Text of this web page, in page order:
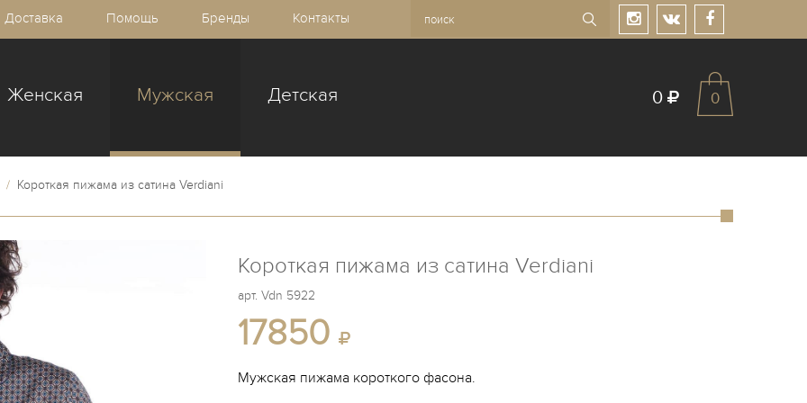
Доставка Помощь Бренды Контакты
Женская Мужская Детская 0 0
/ Короткая пижама из сатина Verdiani
Короткая пижама из сатина Verdiani
арт. Vdn 5922
17850
Мужская пижама короткого фасона.